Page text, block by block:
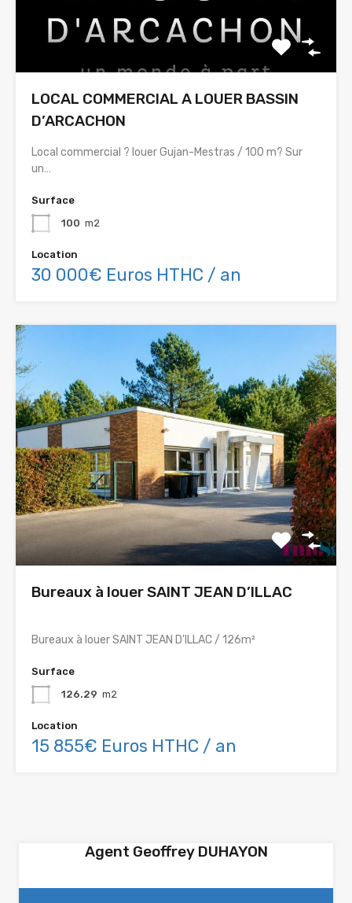
LOCAL COMMERCIAL A LOUER BASSIN
D’ARCACHON
Local commercial ? louer Gujan-Mestras / 100 m? Sur
un…
Surface
100 m2
Location
30 000€ Euros HTHC / an
Bureaux à louer SAINT JEAN D’ILLAC
Bureaux à louer SAINT JEAN D'ILLAC / 126m²
Surface
126.29 m2
Location
15 855€ Euros HTHC / an
Agent Geoffrey DUHAYON